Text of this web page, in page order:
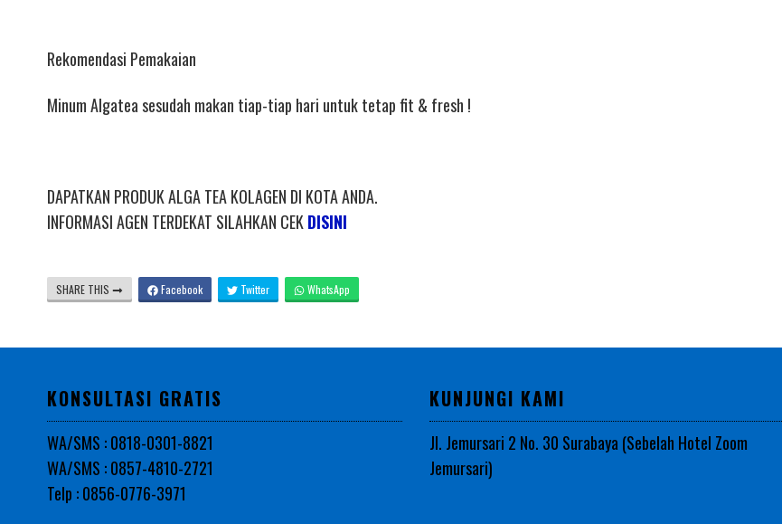
Rekomendasi Pemakaian
Minum Algatea sesudah makan tiap-tiap hari untuk tetap fit & fresh !
DAPATKAN PRODUK ALGA TEA KOLAGEN DI KOTA ANDA.
INFORMASI AGEN TERDEKAT SILAHKAN CEK DISINI
SHARE THIS Facebook Twitter WhatsApp
KONSULTASI GRATIS
WA/SMS : 0818-0301-8821
WA/SMS : 0857-4810-2721
Telp : 0856-0776-3971
KUNJUNGI KAMI
Jl. Jemursari 2 No. 30 Surabaya (Sebelah Hotel Zoom
Jemursari)